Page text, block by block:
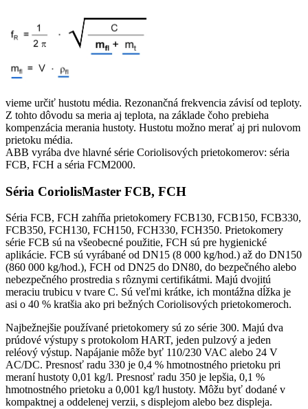
vieme určiť hustotu média. Rezonančná frekvencia závisí od teploty.
Z tohto dôvodu sa meria aj teplota, na základe čoho prebieha
kompenzácia merania hustoty. Hustotu možno merať aj pri nulovom
prietoku média.
ABB vyrába dve hlavné série Coriolisových prietokomerov: séria
FCB, FCH a séria FCM2000.
Séria CoriolisMaster FCB, FCH
Séria FCB, FCH zahŕňa prietokomery FCB130, FCB150, FCB330,
FCB350, FCH130, FCH150, FCH330, FCH350. Prietokomery
série FCB sú na všeobecné použitie, FCH sú pre hygienické
aplikácie. FCB sú vyrábané od DN15 (8 000 kg/hod.) až do DN150
(860 000 kg/hod.), FCH od DN25 do DN80, do bezpečného alebo
nebezpečného prostredia s rôznymi certifikátmi. Majú dvojitú
meraciu trubicu v tvare C. Sú veľmi krátke, ich montážna dĺžka je
asi o 40 % kratšia ako pri bežných Coriolisových prietokomeroch.
Najbežnejšie používané prietokomery sú zo série 300. Majú dva
prúdové výstupy s protokolom HART, jeden pulzový a jeden
reléový výstup. Napájanie môže byť 110/230 VAC alebo 24 V
AC/DC. Presnosť radu 330 je 0,4 % hmotnostného prietoku pri
meraní hustoty 0,01 kg/l. Presnosť radu 350 je lepšia, 0,1 %
hmotnostného prietoku a 0,001 kg/l hustoty. Môžu byť dodané v
kompaktnej a oddelenej verzii, s displejom alebo bez displeja.